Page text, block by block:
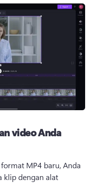
video Anda
MP4 baru, Anda
klip dengan alat